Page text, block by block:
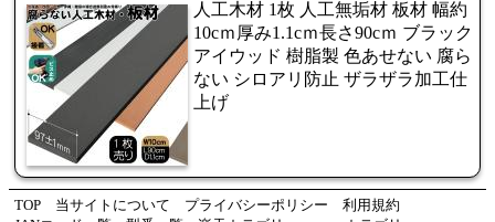
人工木材 1枚 人工無垢材 板材 幅約
10cｍ厚み1.1cｍ長さ90cｍ ブラック
アイウッド 樹脂製 色あせない 腐ら
ない シロアリ防止 ザラザラ加工仕
上げ
TOP 当サイトについて プライバシーポリシー
利用規約